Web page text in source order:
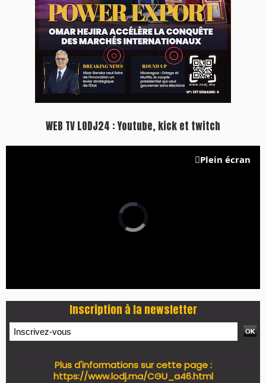
WEB TV LODJ24 : Youtube, kick et twitch
Plein écran
Inscription à la newsletter
Plus d'informations sur cette page :
https://www.lodj.ma/CGU_a46.html